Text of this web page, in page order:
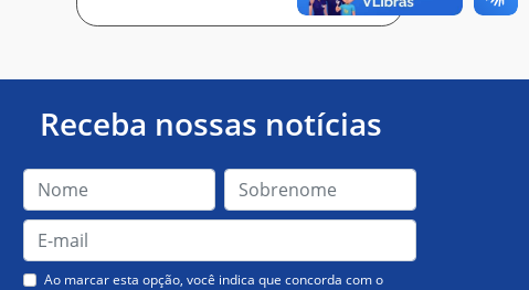
Receba nossas notícias
Ao marcar esta opção, você indica que concorda com o